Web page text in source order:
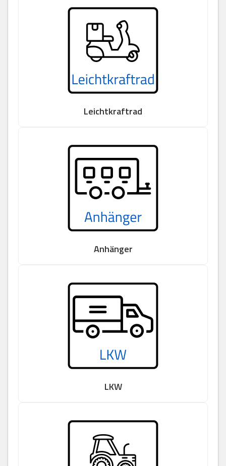
Leichtkraftrad
Anhänger
LKW